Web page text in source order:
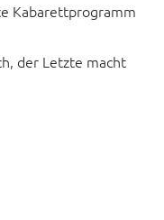
Kabarettprogramm
der Letzte macht